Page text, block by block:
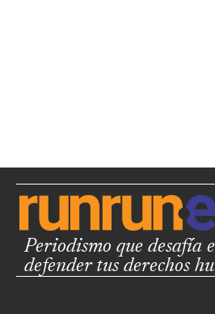
Periodismo que desafía
defender tus derechos